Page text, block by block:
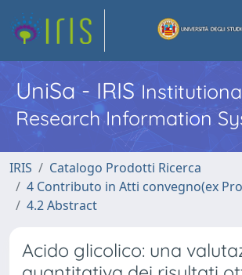
UniSa - IRIS
Research Information
IRIS
Catalogo Prodotti Ricerca
4 Contributo in Atti convegno(ex
4.2 Abstract
Acido glicolico: una